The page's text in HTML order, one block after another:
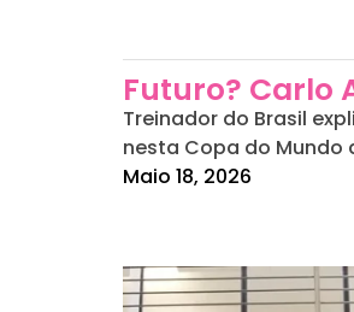
Futuro? Carlo
Treinador do Brasil
nesta Copa do Mundo
Maio 18, 2026